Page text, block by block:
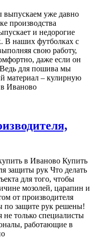
выпускаем уже давно
производства
и недорогие
В наших футболках с
свою работу,
даже если он
для пошива мы
материал – кулирную
в Иваново
в Иваново Купить
защиты рук Что делать
для того, чтобы
мозолей, царапин и
от производителя
по защите рук решены!
только специалисты
работающие в